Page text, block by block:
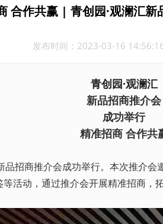
合作共赢 | 青创园·观澜汇新
发布时间：2023-03-16
青创园·观澜汇
新品招商推介会
成功举行
精准招商 合作共
品招商推介会成功举行。本次推介
活动，通过推介会开展精准招商，拓